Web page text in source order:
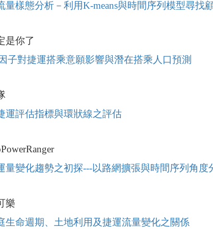
量樣態分析－利用K-means與時間序列模型尋找
是你了
子對捷運搭乘意願影響與潛在搭乘人口預測
運評估指標與環狀線之評估
量變化趨勢之初探---以路網擴張與時間序列角度
樂
生命週期、土地利用及捷運流量變化之關係